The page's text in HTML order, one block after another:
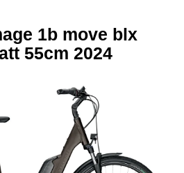
1b move blx
55cm 2024